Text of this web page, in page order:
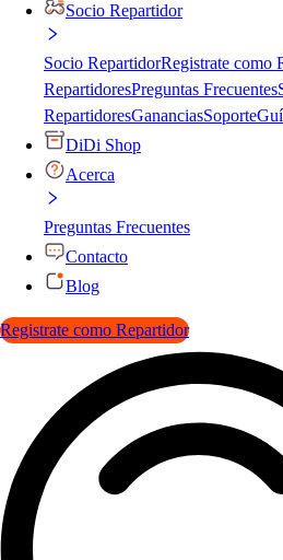
Socio Repartidor
Socio RepartidorRegistrate como
RepartidoresPreguntas Frecuentes
RepartidoresGananciasSoporte
DiDi Shop
Acerca
Preguntas Frecuentes
Contacto
Blog
Registrate como Repartidor